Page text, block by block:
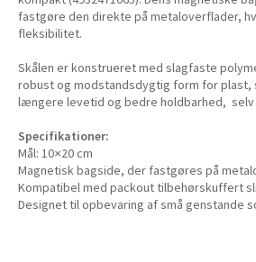
fastgøre den direkte på metaloverflader,
fleksibilitet.
Skålen er konstrueret med slagfaste
robust og modstandsdygtig form for plast,
længere levetid og bedre holdbarhed, selv
Specifikationer:
Mål: 10×20 cm
Magnetisk bagside, der fastgøres på
Kompatibel med packout tilbehørskuffert
Designet til opbevaring af små genstande